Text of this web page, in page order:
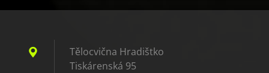
Tělocvična Hradištko
Tiskárenská 95